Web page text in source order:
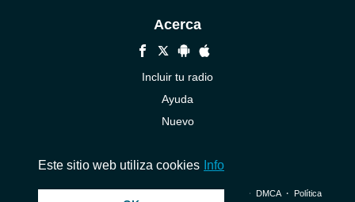
Acerca
Incluir tu radio
Ayuda
Nuevo
© 2026 InstantAudio. Reservados todos los derechos. ・ DMCA・ Política
Este sitio web utiliza cookies Info